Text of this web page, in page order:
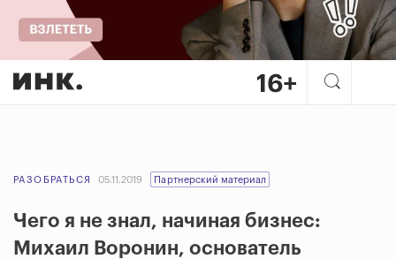
РАЗОБРАТЬСЯ 05.11.2019 Партнерский материал
Чего я не знал, начиная бизнес:
Михаил Воронин, основатель